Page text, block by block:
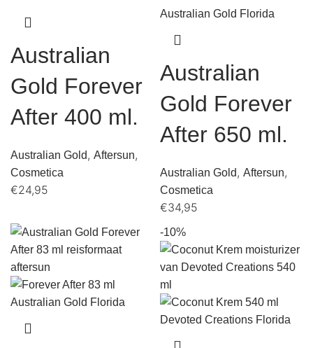
Australian
Gold Forever
After 400 ml.
Australian Gold, Aftersun,
Cosmetica
€24,95
Australian
Gold Forever
After 650 ml.
Australian Gold, Aftersun,
Cosmetica
€34,95
-10%